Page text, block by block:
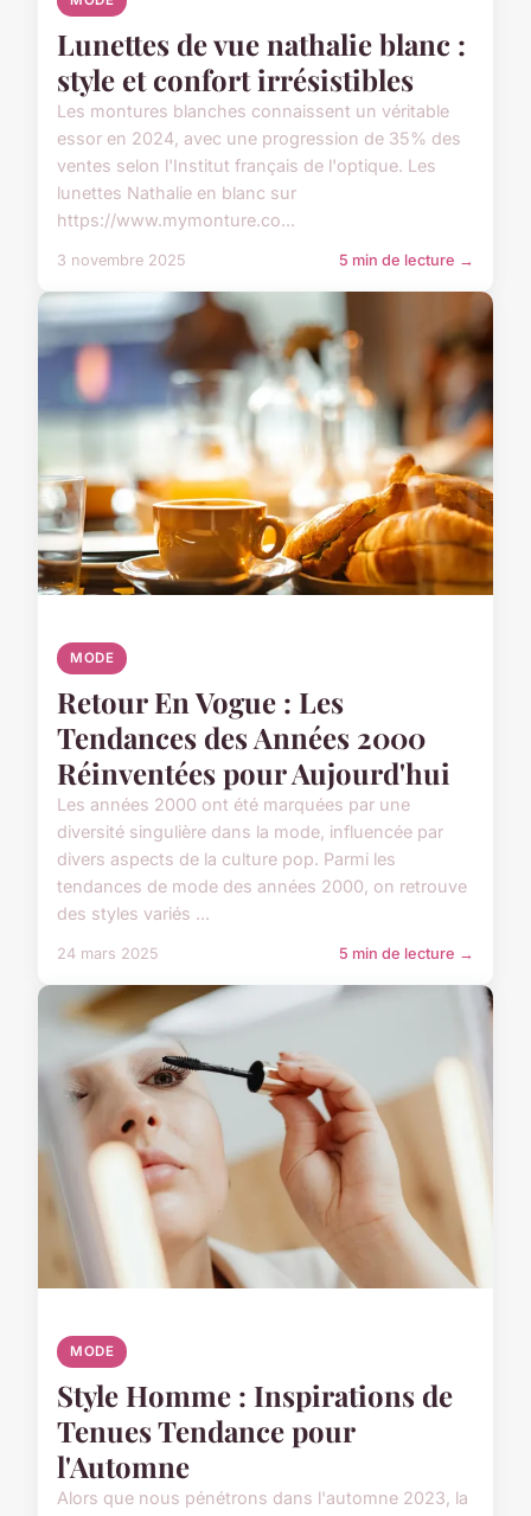
Lunettes de vue nathalie blanc :
style et confort irrésistibles
Les montures blanches connaissent un véritable
essor en 2024, avec une progression de 35% des
ventes selon l'Institut français de l'optique. Les
lunettes Nathalie en blanc sur
https://www.mymonture.co...
3 novembre 2025 5 min de lecture →
MODE
Retour En Vogue : Les
Tendances des Années 2000
Réinventées pour Aujourd'hui
Les années 2000 ont été marquées par une
diversité singulière dans la mode, influencée par
divers aspects de la culture pop. Parmi les
tendances de mode des années 2000, on retrouve
des styles variés ...
24 mars 2025 5 min de lecture →
MODE
Style Homme : Inspirations de
Tenues Tendance pour
l'Automne
Alors que nous pénétrons dans l'automne 2023, la